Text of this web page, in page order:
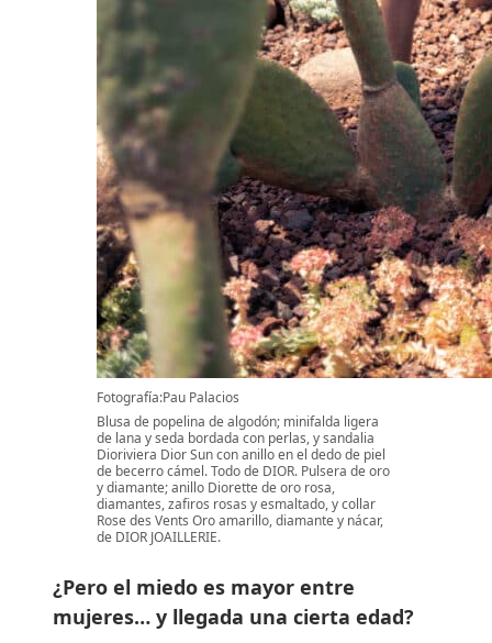
Fotografía:Pau Palacios
Blusa de popelina de algodón; minifalda ligera
de lana y seda bordada con perlas, y sandalia
Dioriviera Dior Sun con anillo en el dedo de piel
de becerro cámel. Todo de DIOR. Pulsera de oro
y diamante; anillo Diorette de oro rosa,
diamantes, zafiros rosas y esmaltado, y collar
Rose des Vents Oro amarillo, diamante y nácar,
de DIOR JOAILLERIE.
¿Pero el miedo es mayor entre
mujeres… y llegada una cierta edad?